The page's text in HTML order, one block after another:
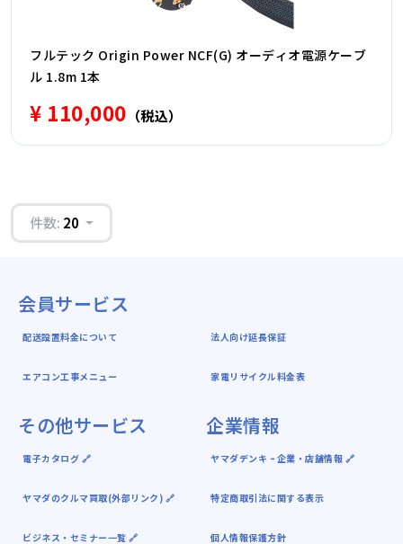
フルテック Origin Power NCF(G) オーディオ電源ケーブ
ル 1.8m 1本
¥ 110,000 （税込）
件数: 20
会員サービス
配送設置料金について
エアコン工事メニュー
法人向け延長保証
家電リサイクル料金表
その他サービス
電子カタログ 🔗
ヤマダのクルマ買取(外部リンク) 🔗
ビジネス・セミナー一覧 🔗
企業情報
ヤマダデンキ ｰ 企業・店舗情報 🔗
特定商取引法に関する表示
個人情報保護方針